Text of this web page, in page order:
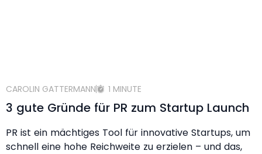
CAROLIN GATTERMANN 1 MINUTE
3 gute Gründe für PR zum Startup Launch
PR ist ein mächtiges Tool für innovative Startups, um
schnell eine hohe Reichweite zu erzielen – und das,